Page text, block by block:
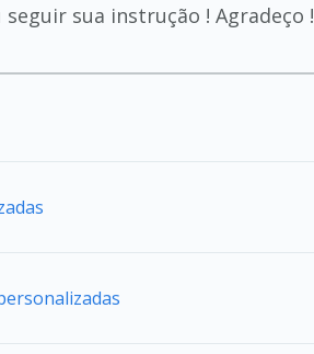
sua instrução ! Agradeço !